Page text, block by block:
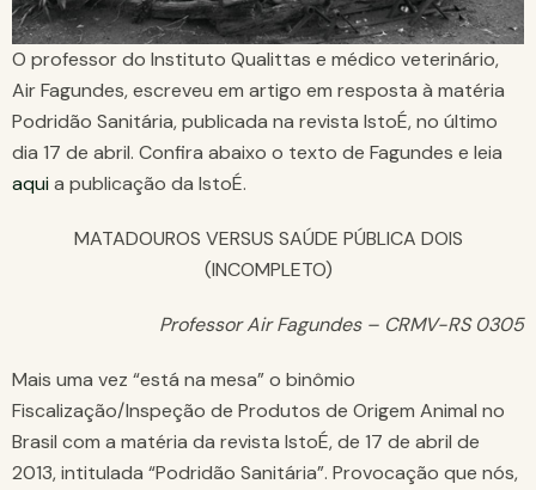
O professor do Instituto Qualittas e médico veterinário,
Air Fagundes, escreveu em artigo em resposta à matéria
Podridão Sanitária, publicada na revista IstoÉ, no último
dia 17 de abril. Confira abaixo o texto de Fagundes e leia
aquia publicação da IstoÉ.
MATADOUROS VERSUS SAÚDE PÚBLICA DOIS
(INCOMPLETO)
Professor Air Fagundes – CRMV-RS 0305
Mais uma vez “está na mesa” o binômio
Fiscalização/Inspeção de Produtos de Origem Animal no
Brasil com a matéria da revista IstoÉ, de 17 de abril de
2013, intitulada “Podridão Sanitária”. Provocação que nós,